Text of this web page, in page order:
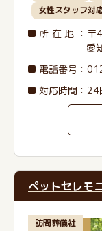
女性スタッフ対
所在地 ：
愛
電話番号 ：
対応時間：24
ペットセレモ
訪問葬儀社